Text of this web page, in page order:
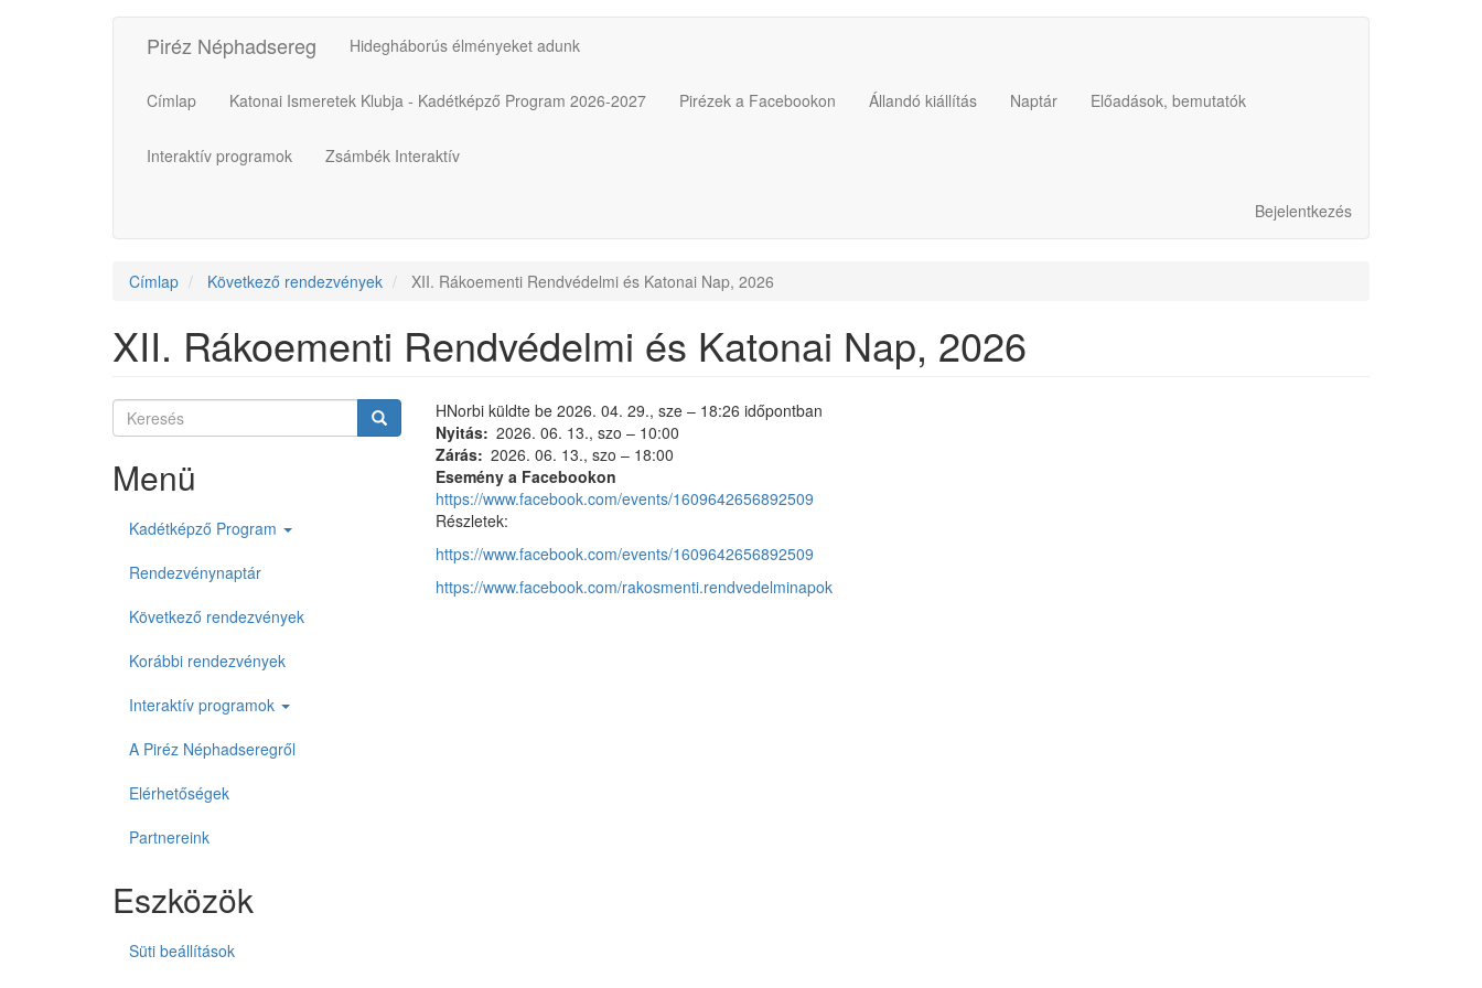
Piréz Néphadsereg Hidegháborús élményeket adunk
Fő
navigáció
Címlap Katonai Ismeretek Klubja - Kadétképző Program 2026-2027 Pirézek a Facebookon Állandó kiállítás Naptár Előadások, bemutatók
Interaktív programok Zsámbék Interaktív
Felhasználói
fiók
Bejelentkezés
Címlap Következő rendezvények XII. Rákoementi Rendvédelmi és Katonai Nap, 2026
XII. Rákoementi Rendvédelmi és Katonai Nap, 2026
Keresés
Keresés Keresés
Menü
Kadétképző Program
Rendezvénynaptár
Következő rendezvények
Korábbi rendezvények
Interaktív programok
A Piréz Néphadseregről
Elérhetőségek
Partnereink
Eszközök
Süti beállítások
HNorbiküldte be 2026. 04. 29., sze – 18:26 időpontban
Nyitás
2026. 06. 13., szo – 10:00
Zárás
2026. 06. 13., szo – 18:00
Esemény a Facebookon
https://www.facebook.com/events/1609642656892509
Részletek:
https://www.facebook.com/events/1609642656892509
https://www.facebook.com/rakosmenti.rendvedelminapok